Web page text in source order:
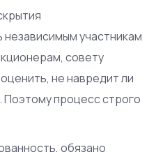
участникам
совету
не навредит ли
Поэтому процесс строго
обязано